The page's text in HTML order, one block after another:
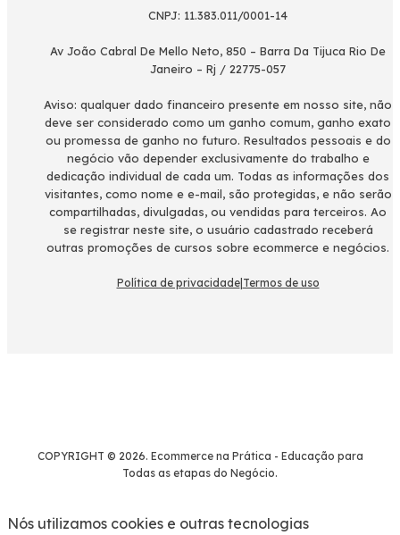
CNPJ: 11.383.011/0001-14
Av João Cabral De Mello Neto, 850 – Barra Da Tijuca Rio De
Janeiro – Rj / 22775-057
Aviso: qualquer dado financeiro presente em nosso site, não
deve ser considerado como um ganho comum, ganho exato
ou promessa de ganho no futuro. Resultados pessoais e do
negócio vão depender exclusivamente do trabalho e
dedicação individual de cada um. Todas as informações dos
visitantes, como nome e e-mail, são protegidas, e não serão
compartilhadas, divulgadas, ou vendidas para terceiros. Ao
se registrar neste site, o usuário cadastrado receberá
outras promoções de cursos sobre ecommerce e negócios.
Política de privacidade|Termos de uso
COPYRIGHT © 2026. Ecommerce na Prática - Educação para
Todas as etapas do Negócio.
Nós utilizamos cookies e outras tecnologias